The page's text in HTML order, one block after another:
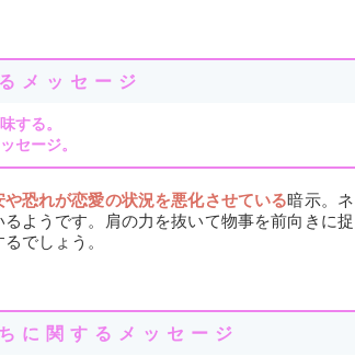
メッセージ
する。
セージ。
や恐れが恋愛の状況を悪化させている暗示。ネ
ようです。肩の力を抜いて物事を前向きに捉
でしょう。
に関するメッセージ